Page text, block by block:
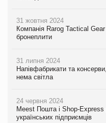
31 жовтня 2024
Компанія Rarog Tactical Gear
бронеплити
31 липня 2024
Напівфабрикати та
нема світла
24 червня 2024
Meest Пошта і Shop-
українських підприємців